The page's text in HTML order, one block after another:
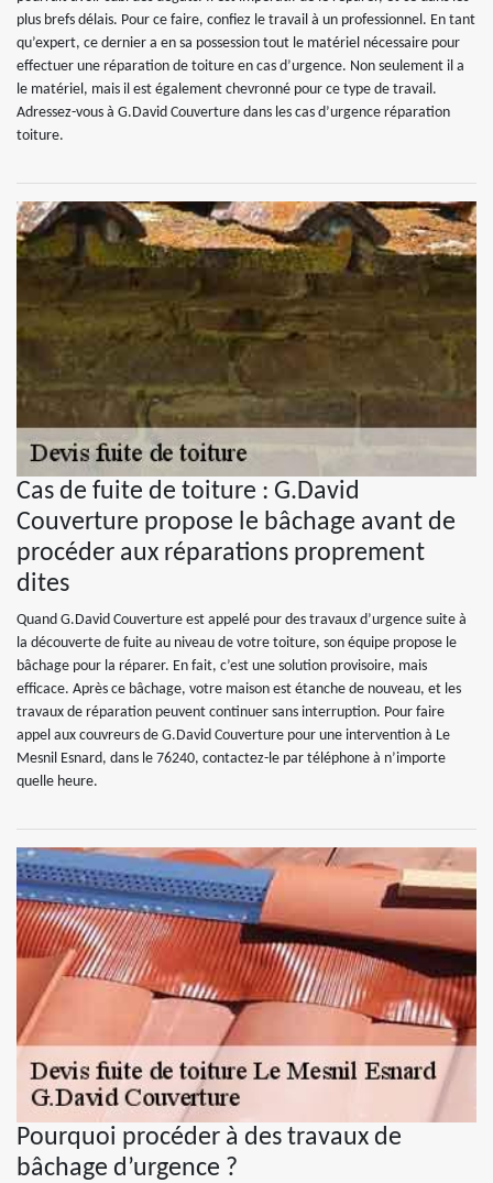
plus brefs délais. Pour ce faire, confiez le travail à un professionnel. En tant
qu’expert, ce dernier a en sa possession tout le matériel nécessaire pour
effectuer une réparation de toiture en cas d’urgence. Non seulement il a
le matériel, mais il est également chevronné pour ce type de travail.
Adressez-vous à G.David Couverture dans les cas d’urgence réparation
toiture.
Cas de fuite de toiture : G.David
Couverture propose le bâchage avant de
procéder aux réparations proprement
dites
Quand G.David Couverture est appelé pour des travaux d’urgence suite à
la découverte de fuite au niveau de votre toiture, son équipe propose le
bâchage pour la réparer. En fait, c’est une solution provisoire, mais
efficace. Après ce bâchage, votre maison est étanche de nouveau, et les
travaux de réparation peuvent continuer sans interruption. Pour faire
appel aux couvreurs de G.David Couverture pour une intervention à Le
Mesnil Esnard, dans le 76240, contactez-le par téléphone à n’importe
quelle heure.
Pourquoi procéder à des travaux de
bâchage d’urgence ?